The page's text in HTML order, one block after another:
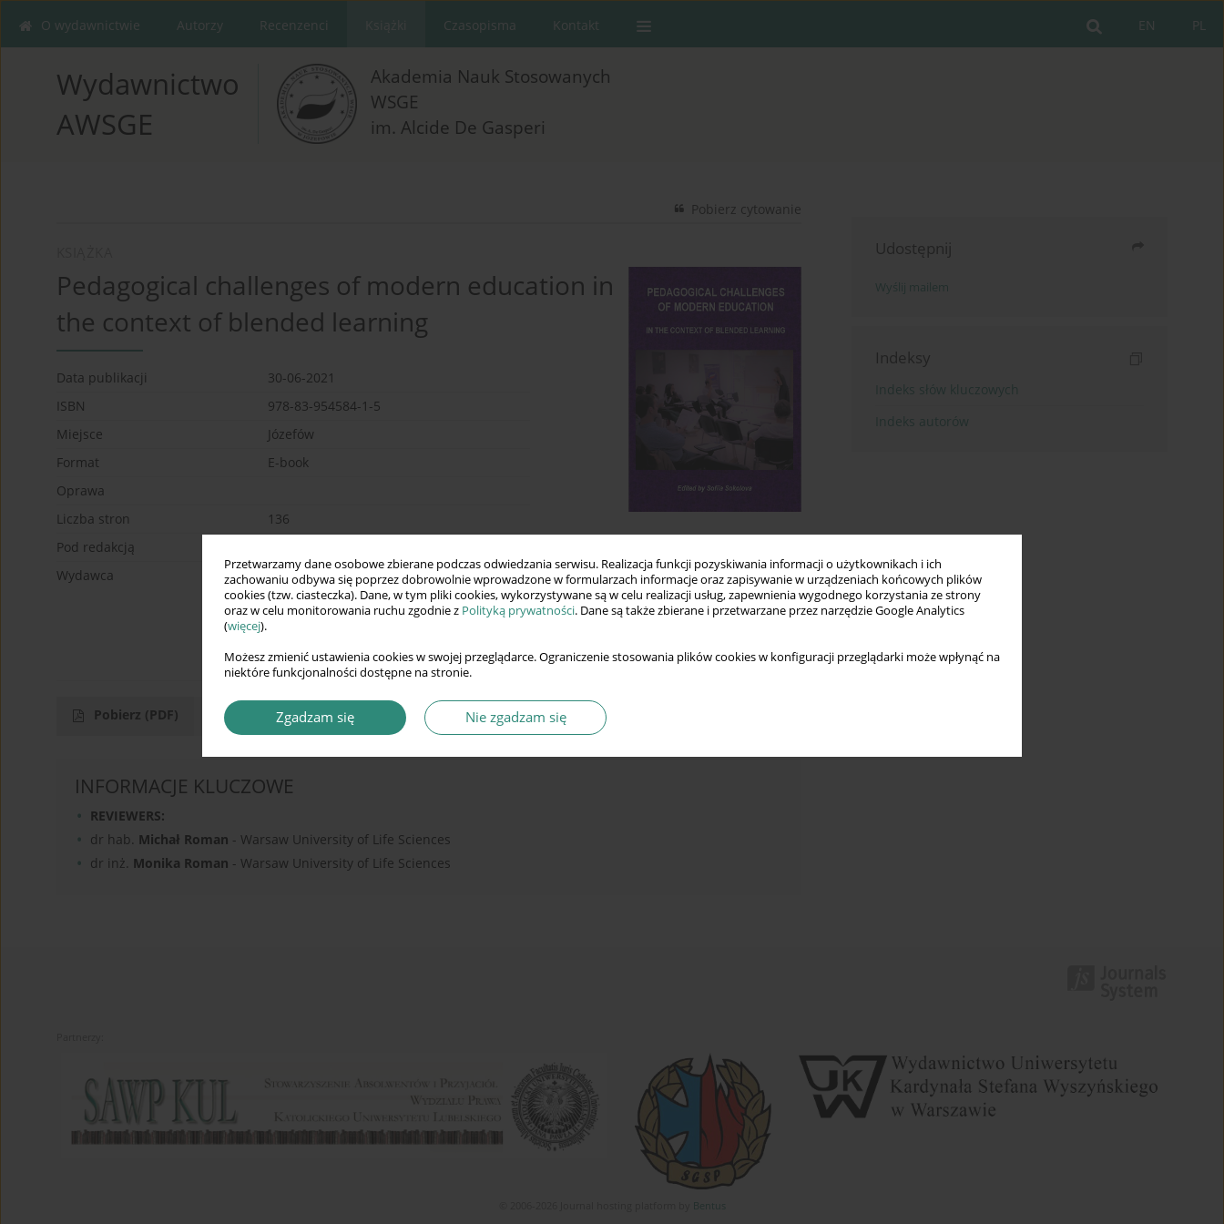
Przetwarzamy dane osobowe zbierane podczas odwiedzania serwisu. Realizacja funkcji pozyskiwania informacji o użytkownikach i ich
zachowaniu odbywa się poprzez dobrowolnie wprowadzone w formularzach informacje oraz zapisywanie w urządzeniach końcowych plików
cookies (tzw. ciasteczka). Dane, w tym pliki cookies, wykorzystywane są w celu realizacji usług, zapewnienia wygodnego korzystania ze strony
oraz w celu monitorowania ruchu zgodnie z Polityką prywatności. Dane są także zbierane i przetwarzane przez narzędzie Google Analytics
(więcej).
Możesz zmienić ustawienia cookies w swojej przeglądarce. Ograniczenie stosowania plików cookies w konfiguracji przeglądarki może wpłynąć na
niektóre funkcjonalności dostępne na stronie.
Zgadzam się Nie zgadzam się
PL
EN
O wydawnictwie Autorzy Recenzenci Czasopisma Kontakt
Wydawnictwo
AWSGE
Akademia Nauk Stosowanych
WSGE
im. Alcide De Gasperi
Pobierz cytowanie
Pedagogical challenges of modern education in
the context of blended learning
Data publikacji
30-06-2021
ISBN
978-83-954584-1-5
Miejsce
Józefów
Format
E-book
Oprawa
Liczba stron
136
Pod redakcją
Wydawca
Wydawnictwo Wyższej Szkoły
Gospodarki Euroregionalnej im. Alcide
De Gasperi w Józefowie,
Gospodarki Euroregionalnej im. Alcide
De Gasperi w Józefowie, Polska
Pobierz (PDF)
INFORMACJE KLUCZOWE
REVIEWERS:
dr hab. Michał Roman - Warsaw University of Life Sciences
dr inż. Monika Roman - Warsaw University of Life Sciences
Udostępnij
Wyślij mailem
Indeksy
Indeks słów kluczowych
Indeks autorów
Bentus